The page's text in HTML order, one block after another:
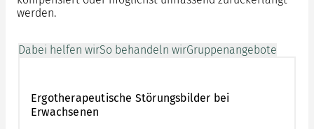
werden.
Dabei helfen wirSo behandeln wirGruppenangebote
Ergotherapeutische Störungsbilder bei
Erwachsenen